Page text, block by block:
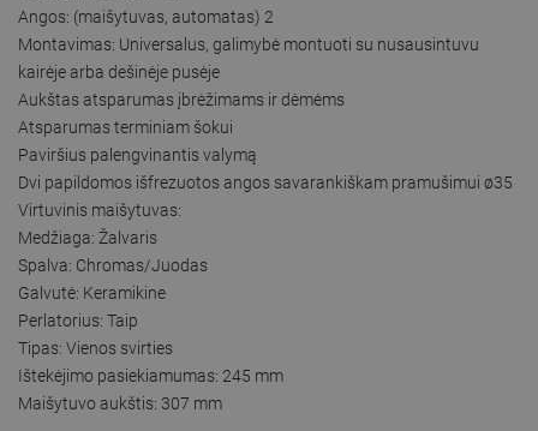
Angos: (maišytuvas, automatas) 2
Montavimas: Universalus, galimybė montuoti su nusausintuvu
kairėje arba dešinėje pusėje
Aukštas atsparumas įbrėžimams ir dėmėms
Atsparumas terminiam šokui
Paviršius palengvinantis valymą
Dvi papildomos išfrezuotos angos savarankiškam pramušimui ø35
Virtuvinis maišytuvas:
Medžiaga: Žalvaris
Spalva: Chromas/Juodas
Galvutė: Keramikine
Perlatorius: Taip
Tipas: Vienos svirties
Ištekėjimo pasiekiamumas: 245 mm
Maišytuvo aukštis: 307 mm